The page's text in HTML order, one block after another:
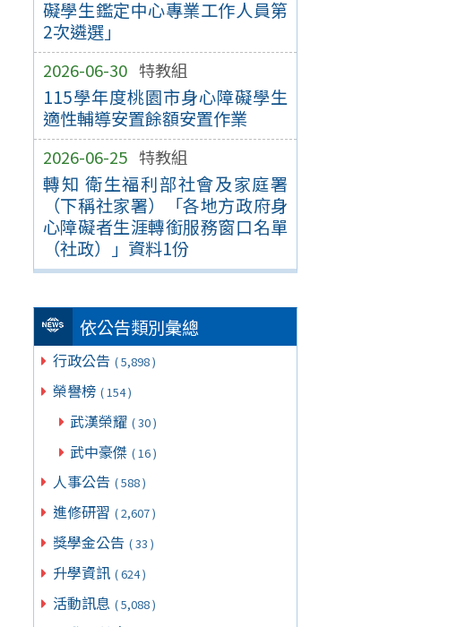
礙學生鑑定中心專業工作人員第
2次遴選」
2026-06-30 特教組
115學年度桃園市身心障礙學生
適性輔導安置餘額安置作業
2026-06-25 特教組
轉知 衛生福利部社會及家庭署
（下稱社家署）「各地方政府身
心障礙者生涯轉銜服務窗口名單
（社政）」資料1份
依公告類別彙總
行政公告 ( 5,898 )
榮譽榜 ( 154 )
武漢榮耀 ( 30 )
武中豪傑 ( 16 )
人事公告 ( 588 )
進修研習 ( 2,607 )
獎學金公告 ( 33 )
升學資訊 ( 624 )
活動訊息 ( 5,088 )